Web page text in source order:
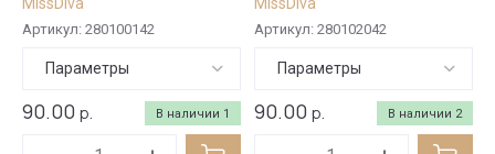
MissDiva
Артикул: 280100142
Параметры
В наличии 1
90.00 р.
MissDiva
Артикул: 280102042
Параметры
В наличии 2
90.00 р.